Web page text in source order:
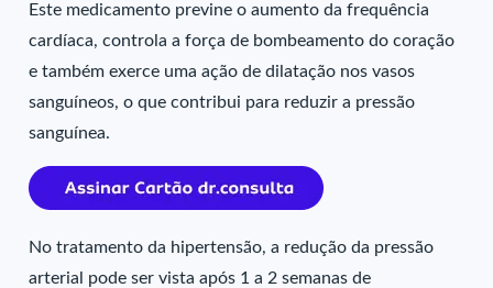
Este medicamento previne o aumento da frequência
cardíaca, controla a força de bombeamento do coração
e também exerce uma ação de dilatação nos vasos
sanguíneos, o que contribui para reduzir a pressão
sanguínea.
No tratamento da hipertensão, a redução da pressão
arterial pode ser vista após 1 a 2 semanas de